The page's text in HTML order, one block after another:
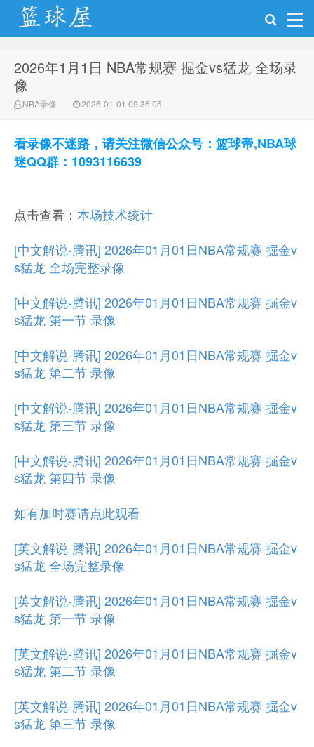
NBA录像网
2026年1月1日 NBA常规赛 掘金vs猛龙 全场录
像
NBA录像 2026-01-01 09:36:05
看录像不迷路，请关注微信公众号：篮球帝,NBA球
迷QQ群：1093116639
点击查看： 本场技术统计
[中文解说-腾讯] 2026年01月01日NBA常规赛 掘金v
s猛龙 全场完整录像
[中文解说-腾讯] 2026年01月01日NBA常规赛 掘金v
s猛龙 第一节 录像
[中文解说-腾讯] 2026年01月01日NBA常规赛 掘金v
s猛龙 第二节 录像
[中文解说-腾讯] 2026年01月01日NBA常规赛 掘金v
s猛龙 第三节 录像
[中文解说-腾讯] 2026年01月01日NBA常规赛 掘金v
s猛龙 第四节 录像
如有加时赛请点此观看
[英文解说-腾讯] 2026年01月01日NBA常规赛 掘金v
s猛龙 全场完整录像
[英文解说-腾讯] 2026年01月01日NBA常规赛 掘金v
s猛龙 第一节 录像
[英文解说-腾讯] 2026年01月01日NBA常规赛 掘金v
s猛龙 第二节 录像
[英文解说-腾讯] 2026年01月01日NBA常规赛 掘金v
s猛龙 第三节 录像